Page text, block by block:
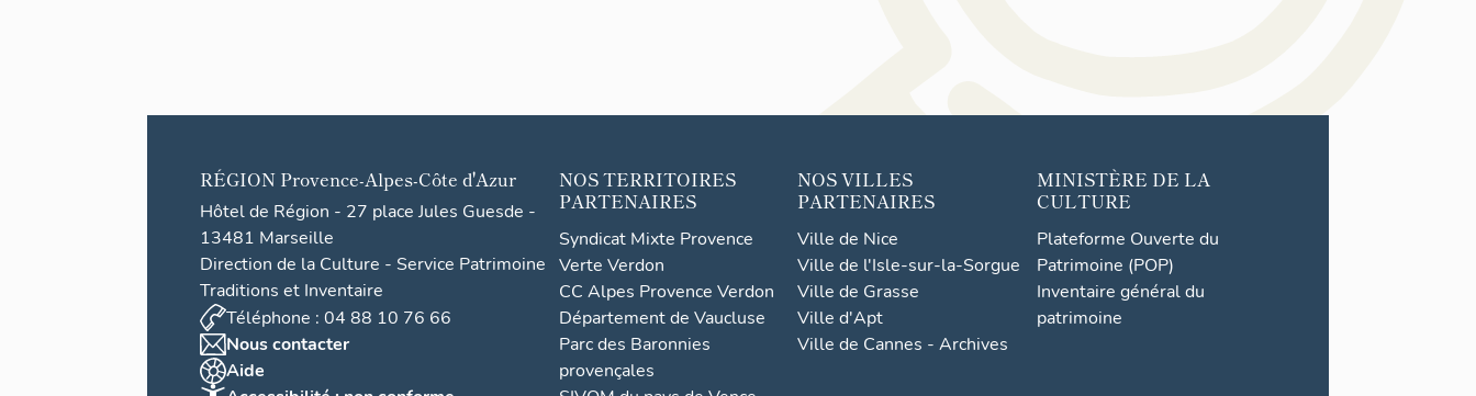
RÉGION Provence-Alpes-Côte d'Azur
Hôtel de Région - 27 place Jules Guesde -
13481 Marseille
Direction de la Culture - Service Patrimoine
Traditions et Inventaire
Téléphone : 04 88 10 76 66
Nous contacter
Aide
NOS TERRITOIRES
PARTENAIRES
Syndicat Mixte Provence
Verte Verdon
CC Alpes Provence Verdon
Département de Vaucluse
Parc des Baronnies
provençales
NOS VILLES
PARTENAIRES
Ville de Nice
Ville de l'Isle-sur-la-Sorgue
Ville de Grasse
Ville d'Apt
Ville de Cannes - Archives
MINISTÈRE DE LA
CULTURE
Plateforme Ouverte du
Patrimoine (POP)
Inventaire général du
patrimoine